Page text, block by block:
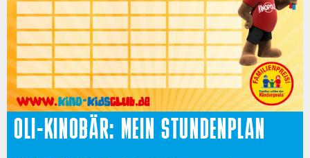
OLI-KINOBÄR: MEIN STUNDENPLAN